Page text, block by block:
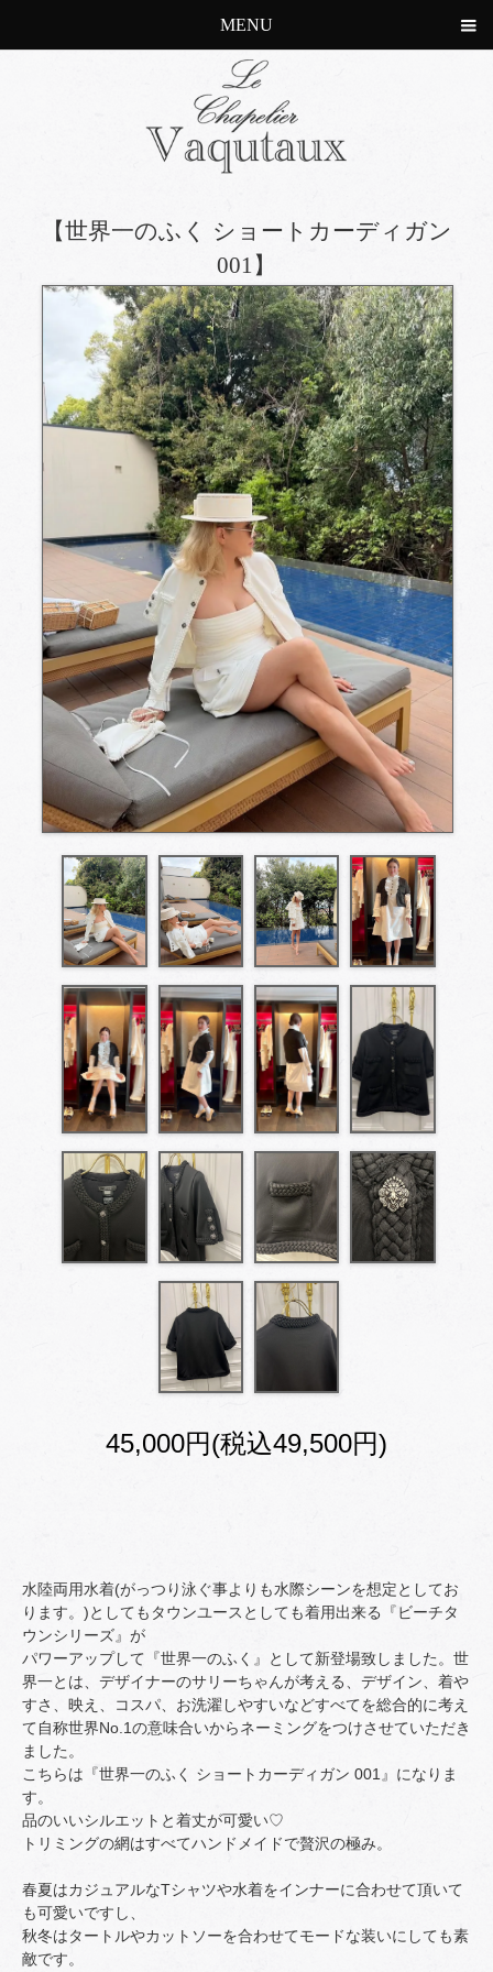
MENU
【世界一のふく ショートカーディガン
001】
45,000円(税込49,500円)
水陸両用水着(がっつり泳ぐ事よりも水際シーンを想定としてお
ります。)としてもタウンユースとしても着用出来る『ビーチタ
ウンシリーズ』が
パワーアップして『世界一のふく』として新登場致しました。世
界一とは、デザイナーのサリーちゃんが考える、デザイン、着や
すさ、映え、コスパ、お洗濯しやすいなどすべてを総合的に考え
て自称世界No.1の意味合いからネーミングをつけさせていただき
ました。
こちらは『世界一のふく ショートカーディガン 001』になりま
す。
品のいいシルエットと着丈が可愛い♡
トリミングの網はすべてハンドメイドで贅沢の極み。
春夏はカジュアルなTシャツや水着をインナーに合わせて頂いて
も可愛いですし、
秋冬はタートルやカットソーを合わせてモードな装いにしても素
敵です。